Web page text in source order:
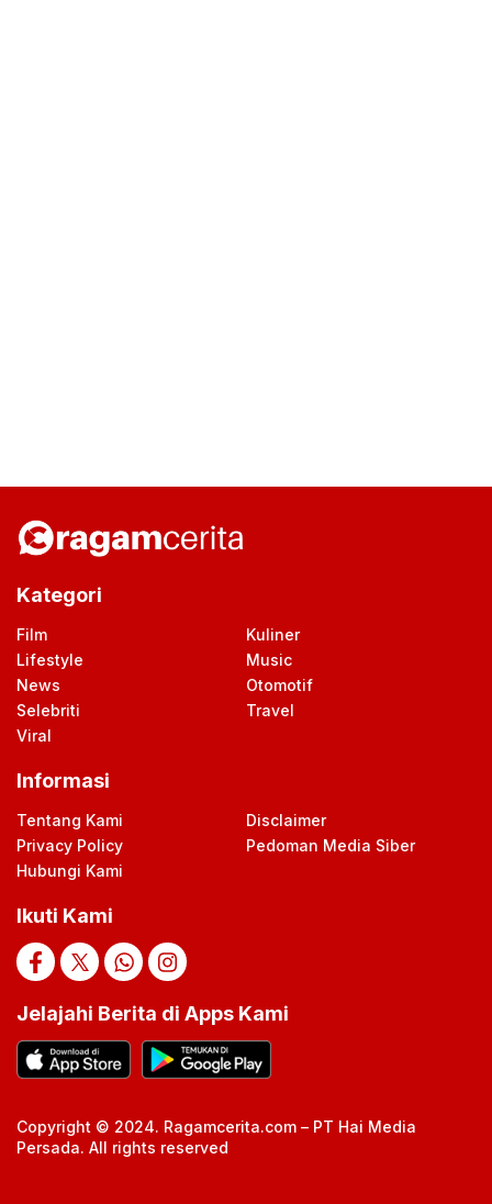
Kategori
Film
Kuliner
Lifestyle
Music
News
Otomotif
Selebriti
Travel
Viral
Informasi
Tentang Kami
Disclaimer
Privacy Policy
Pedoman Media Siber
Hubungi Kami
Ikuti Kami
Jelajahi Berita di Apps Kami
Copyright © 2024. Ragamcerita.com – PT Hai Media
Persada. All rights reserved